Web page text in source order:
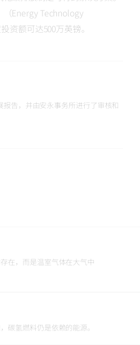
Energy Technology
资额可达500万英镑。
报告，并由安永事务所进行了审核和
在，而是温室气体在大气中
碳氢燃料仍是依赖的能源。